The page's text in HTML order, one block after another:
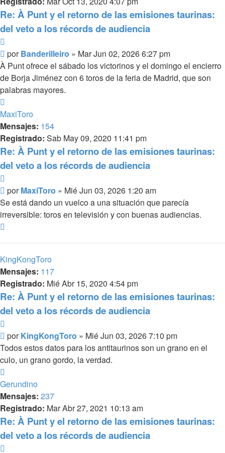
Re: À Punt y el retorno de las emisiones taurinas:
del veto a los récords de audiencia
Mensaje
porBanderilleiro » Mar Jun 02, 2026 6:27 pm
À Punt ofrece el sábado los victorinos y el domingo el encierro
de Borja Jiménez con 6 toros de la feria de Madrid, que son
palabras mayores.
MaxiToro
Mensajes: 154
Registrado: Sab May 09, 2020 11:41 pm
Re: À Punt y el retorno de las emisiones taurinas:
del veto a los récords de audiencia
Mensaje
porMaxiToro » Mié Jun 03, 2026 1:20 am
Se está dando un vuelco a una situación que parecía
irreversible: toros en televisión y con buenas audiencias.
KingKongToro
Mensajes: 117
Registrado: Mié Abr 15, 2020 4:54 pm
Re: À Punt y el retorno de las emisiones taurinas:
del veto a los récords de audiencia
Mensaje
porKingKongToro » Mié Jun 03, 2026 7:10 pm
Todos estos datos para los antitaurinos son un grano en el
culo, un grano gordo, la verdad.
Gerundino
Mensajes: 237
Registrado: Mar Abr 27, 2021 10:13 am
Re: À Punt y el retorno de las emisiones taurinas:
del veto a los récords de audiencia